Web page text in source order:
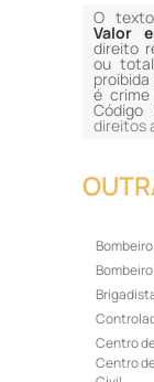
O
Valor
direito
ou
é
Código
direitos
Centro
Centro